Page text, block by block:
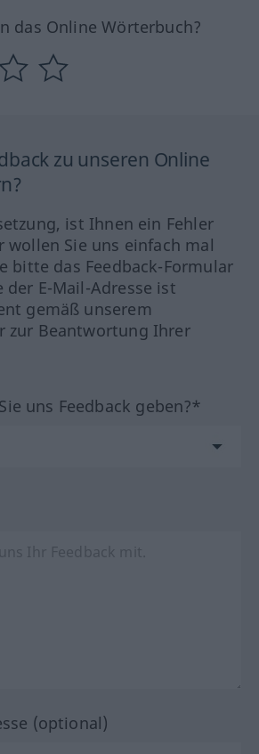
das Online Wörterbuch?
zu unseren Online
ist Ihnen ein Fehler
wollen Sie uns einfach mal
bitte das Feedback-Formular
der E-Mail-Adresse ist
gemäß unserem
zur Beantwortung Ihrer
uns Feedback geben?*
(optional)